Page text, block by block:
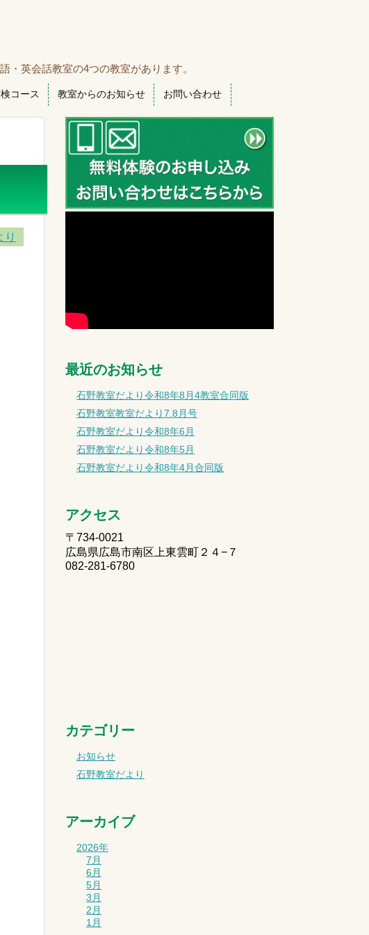
・英会話教室の4つの教室があります。
コース 教室からのお知らせ お問い合わせ
り
最近のお知らせ
石野教室だより令和8年8月4教室合同版
石野教室教室だより7.8月号
石野教室だより令和8年6月
石野教室だより令和8年5月
石野教室だより令和8年4月合同版
アクセス
〒734-0021
広島県広島市南区上東雲町２４−７
082-281-6780
カテゴリー
お知らせ
石野教室だより
アーカイブ
2026年
7月
6月
5月
3月
2月
1月